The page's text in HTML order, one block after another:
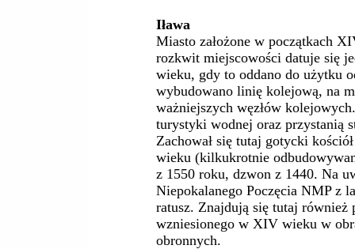
Iława
Miasto założone w początkach
rozkwit miejscowości datuje się
wieku, gdy to oddano do użytku
wybudowano linię kolejową, na
ważniejszych węzłów
turystyki wodnej oraz przystanią
Zachował się tutaj gotycki
wieku (kilkukrotnie
z 1550 roku, dzwon z 1440. Na
Niepokalanego Poczęcia NMP z
ratusz. Znajdują się tutaj również
wzniesionego w XIV wieku w
obronnych.